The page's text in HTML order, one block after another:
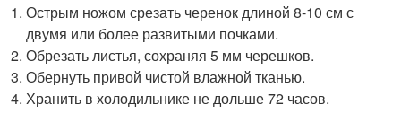
Острым ножом срезать черенок длиной 8-10 см с
двумя или более развитыми почками.
Обрезать листья, сохраняя 5 мм черешков.
Обернуть привой чистой влажной тканью.
Хранить в холодильнике не дольше 72 часов.